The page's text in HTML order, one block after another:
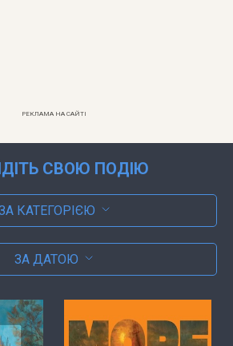
РЕКЛАМА НА САЙТІ
СВОЮ ПОДІЮ
КАТЕГОРІЄЮ
ЗА ДАТОЮ